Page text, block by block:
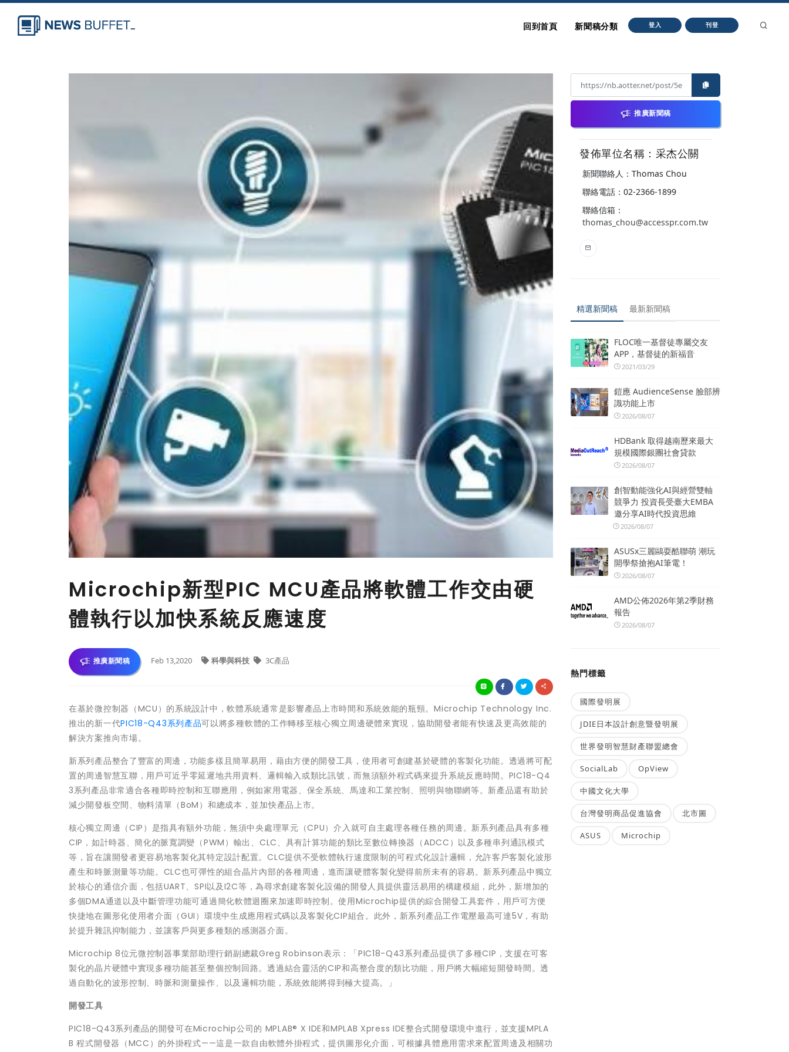
回到首頁 新聞稿分類 登入 刊登
Microchip新型PIC MCU產品將軟體工作交由硬
體執行以加快系統反應速度
推廣新聞稿 Feb 13,2020 科學與科技 3C產品
在基於微控制器（MCU）的系統設計中，軟體系統通常是影響產品上市時間和系統效能的瓶頸。Microchip Technology Inc.
推出的新一代PIC18-Q43系列產品可以將多種軟體的工作轉移至核心獨立周邊硬體來實現，協助開發者能有快速及更高效能的
解決方案推向市場。
新系列產品整合了豐富的周邊，功能多樣且簡單易用，藉由方便的開發工具，使用者可創建基於硬體的客製化功能。透過將可配
置的周邊智慧互聯，用戶可近乎零延遲地共用資料、邏輯輸入或類比訊號，而無須額外程式碼來提升系統反應時間。PIC18-Q4
3系列產品非常適合各種即時控制和互聯應用，例如家用電器、保全系統、馬達和工業控制、照明與物聯網等。新產品還有助於
減少開發板空間、物料清單（BoM）和總成本，並加快產品上市。
核心獨立周邊（CIP）是指具有額外功能，無須中央處理單元（CPU）介入就可自主處理各種任務的周邊。新系列產品具有多種
CIP，如計時器、簡化的脈寬調變（PWM）輸出、CLC、具有計算功能的類比至數位轉換器（ADCC）以及多種串列通訊模式
等，旨在讓開發者更容易地客製化其特定設計配置。CLC提供不受軟體執行速度限制的可程式化設計邏輯，允許客戶客製化波形
產生和時脈測量等功能。CLC也可彈性的組合晶片內部的各種周邊，進而讓硬體客製化變得前所未有的容易。新系列產品中獨立
於核心的通信介面，包括UART、SPI以及I2C等，為尋求創建客製化設備的開發人員提供靈活易用的構建模組，此外，新增加的
多個DMA通道以及中斷管理功能可通過簡化軟體迴圈來加速即時控制。使用Microchip提供的綜合開發工具套件，用戶可方便
快捷地在圖形化使用者介面（GUI）環境中生成應用程式碼以及客製化CIP組合。此外，新系列產品工作電壓最高可達5V，有助
於提升雜訊抑制能力，並讓客戶與更多種類的感測器介面。
Microchip 8位元微控制器事業部助理行銷副總裁Greg Robinson表示：「PIC18-Q43系列產品提供了多種CIP，支援在可客
製化的晶片硬體中實現多種功能甚至整個控制回路。透過結合靈活的CIP和高整合度的類比功能，用戶將大幅縮短開發時間。透
過自動化的波形控制、時脈和測量操作、以及邏輯功能，系統效能將得到極大提高。」
開發工具
PIC18-Q43系列產品的開發可在Microchip公司的 MPLAB® X IDE和MPLAB Xpress IDE整合式開發環境中進行，並支援MPLA
B 程式開發器（MCC）的外掛程式——這是一款自由軟體外掛程式，提供圖形化介面，可根據具體應用需求來配置周邊及相關功
推廣新聞稿
發佈單位名稱：采杰公關
新聞聯絡人：Thomas Chou
聯絡電話：02-2366-1899
聯絡信箱：
thomas_chou@accesspr.com.tw
精選新聞稿 最新新聞稿
FLOC唯一基督徒專屬交友
APP，基督徒的新福音
2021/03/29
鎧應 AudienceSense 臉部辨
識功能上市
2026/08/07
HDBank 取得越南歷來最大
規模國際銀團社會貸款
2026/08/07
創智動能強化AI與經營雙軸
競爭力 投資長受臺大EMBA
邀分享AI時代投資思維
2026/08/07
ASUSx三麗鷗耍酷聯萌 潮玩
開學祭搶抱AI筆電！
2026/08/07
AMD公佈2026年第2季財務
報告
2026/08/07
熱門標籤
國際發明展
JDIE日本設計創意暨發明展
世界發明智慧財產聯盟總會
SocialLab OpView
中國文化大學
台灣發明商品促進協會 北市圖
ASUS Microchip